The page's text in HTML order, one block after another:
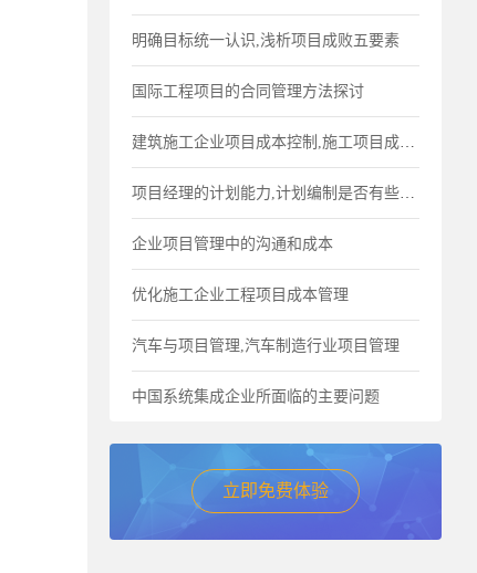
明确目标统一认识,浅析项目成败五要素
国际工程项目的合同管理方法探讨
建筑施工企业项目成本控制,施工项目成本控制原则
项目经理的计划能力,计划编制是否有些过于细化
企业项目管理中的沟通和成本
优化施工企业工程项目成本管理
汽车与项目管理,汽车制造行业项目管理
中国系统集成企业所面临的主要问题
立即免费体验